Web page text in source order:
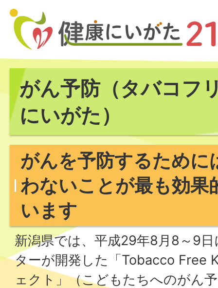
がん予防（タバコフ
にいがた）
がんを予防するために
わないことが最も効果
います
新潟県では、平成29年8月8～9
ターが開発した「Tobacco Free
ェクト」（こどもたちへのがん